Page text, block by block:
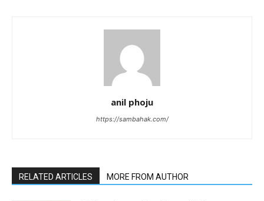
anil phoju
https://sambahak.com/
RELATED ARTICLES MORE FROM AUTHOR